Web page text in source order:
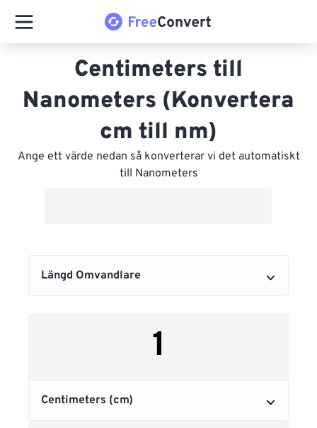
Centimeters till
Nanometers (Konvertera
cm till nm)
Ange ett värde nedan så konverterar vi det automatiskt
till Nanometers